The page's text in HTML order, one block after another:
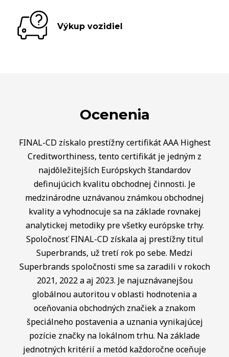
Výkup vozidiel
Ocenenia
FINAL-CD získalo prestížny certifikát AAA Highest
Creditworthiness, tento certifikát je jedným z
najdôležitejších Európskych štandardov
definujúcich kvalitu obchodnej činnosti. Je
medzinárodne uznávanou známkou obchodnej
kvality a vyhodnocuje sa na základe rovnakej
analytickej metodiky pre všetky európske trhy.
Spoločnosť FINAL-CD získala aj prestížny titul
Superbrands, už tretí rok po sebe. Medzi
Superbrands spoločnosti sme sa zaradili v rokoch
2021, 2022 a aj 2023. Je najuznávanejšou
globálnou autoritou v oblasti hodnotenia a
oceňovania obchodných značiek a znakom
špeciálneho postavenia a uznania vynikajúcej
pozície značky na lokálnom trhu. Na základe
jednotných kritérií a metód každoročne oceňuje